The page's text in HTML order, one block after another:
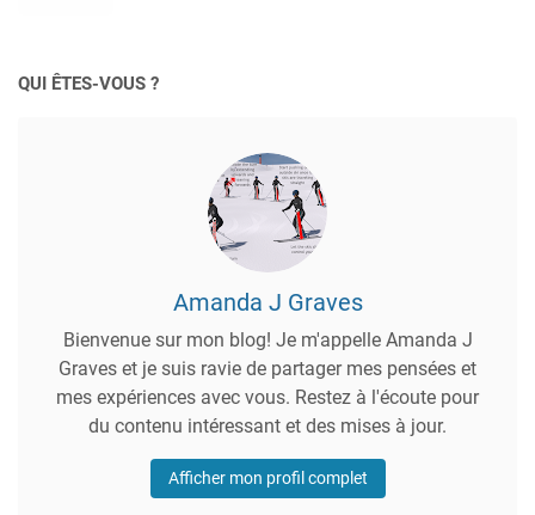
QUI ÊTES-VOUS ?
Amanda J Graves
Bienvenue sur mon blog! Je m'appelle Amanda J
Graves et je suis ravie de partager mes pensées et
mes expériences avec vous. Restez à l'écoute pour
du contenu intéressant et des mises à jour.
Afficher mon profil complet